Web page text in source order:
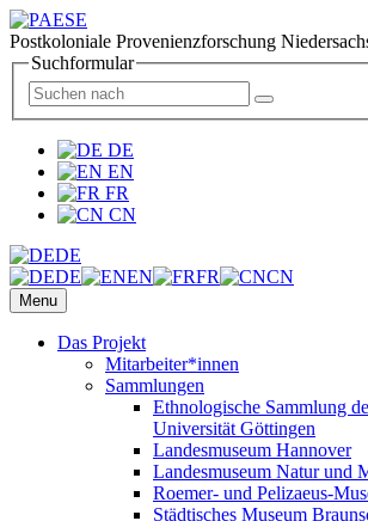
Postkoloniale Provenienzforschung
Suchformular
DE
EN
FR
CN
DE
DE
EN FR CN
Menu
Das Projekt
Mitarbeiter*innen
Sammlungen
Ethnologische Sammlung
Universität Göttingen
Landesmuseum Hannover
Landesmuseum Natur und
Roemer- und Pelizaeus-
Städtisches Museum